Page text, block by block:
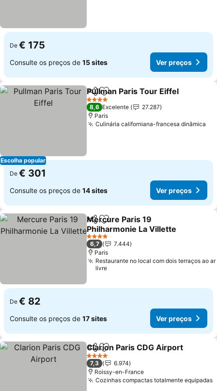
De € 175
Consulte os preços de 15 sites Ver preços
Escolha popular
PartilharAdicionar aos favoritos
Pullman Paris Tour Eiffel
4 Estrelas
8,6 Excelente
27.287
Paris
Culinária californiana-francesa dinâmica
De € 301
Consulte os preços de 14 sites Ver preços
PartilharAdicionar aos favoritos
Mercure Paris 19
Philharmonie La Villette
4 Estrelas
6,7
7.444
Paris
Restaurante no local com dois terraços ao ar
livre
De € 82
Consulte os preços de 17 sites Ver preços
PartilharAdicionar aos favoritos
Clarion Paris CDG Airport
4 Estrelas
7,3
6.974
Roissy-en-France
Cozinhas compactas totalmente equipadas